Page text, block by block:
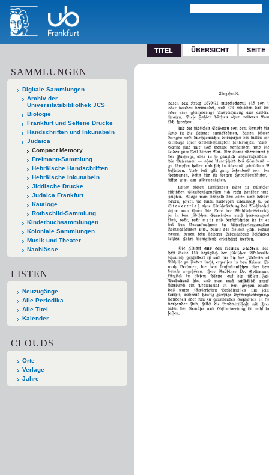
TITEL ÜBERSICHT SEITE
SAMMLUNGEN
Digitale Sammlungen
Archiv der
Universitätsbibliothek JCS
Biologie
Frankfurt und Seltene Drucke
Handschriften und Inkunabeln
Judaica
Compact Memory
Freimann-Sammlung
Hebräische Handschriften
Hebräische Inkunabeln
Jiddische Drucke
Judaica Frankfurt
Kataloge
Rothschild-Sammlung
Kinderbuchsammlungen
Koloniale Sammlungen
Musik und Theater
Nachlässe
LISTEN
Neuzugänge
Alle Periodika
Alle Titel
Kalender
CLOUDS
Orte
Verlage
Jahre